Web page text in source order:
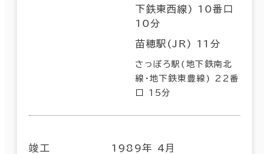
下鉄東西線) 10番口
10分
苗穂駅(JR) 11分
さっぽろ駅(地下鉄南北
線･地下鉄東豊線) 22番
口 15分
竣工 1989年 4月